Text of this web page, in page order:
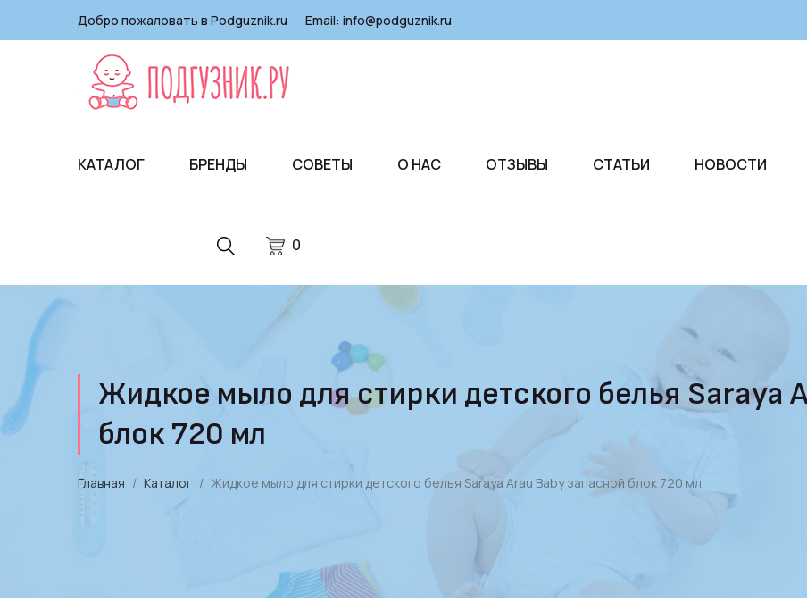
Добро пожаловать в Podguznik.ru Email: info@podguznik.ru
0
КАТАЛОГ БРЕНДЫ СОВЕТЫ О НАС ОТЗЫВЫ СТАТЬИ НОВОСТИ
Жидкое мыло для стирки детского белья Saraya
блок 720 мл
Главная Каталог Жидкое мыло для стирки детского белья Saraya Arau Baby запасной блок 720 мл